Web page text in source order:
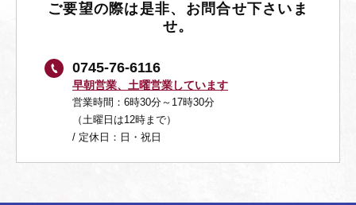
ご要望の際は是非、お問合せ下さいま
せ。
0745-76-6116
早朝営業、土曜営業しています
営業時間：6時30分～17時30分
（土曜日は12時まで）
/ 定休日：日・祝日